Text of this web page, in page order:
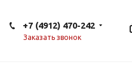
+7 (4912) 470-242
Заказать звонок